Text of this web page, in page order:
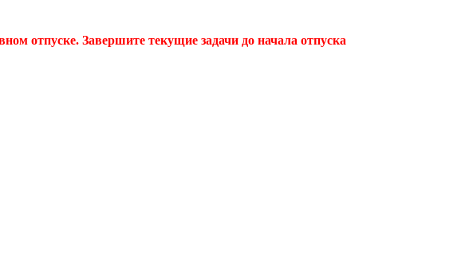
отпуске. Завершите текущие задачи до начала отпуска